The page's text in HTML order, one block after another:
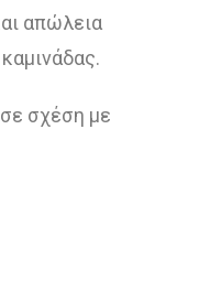
απώλεια
σχέση με